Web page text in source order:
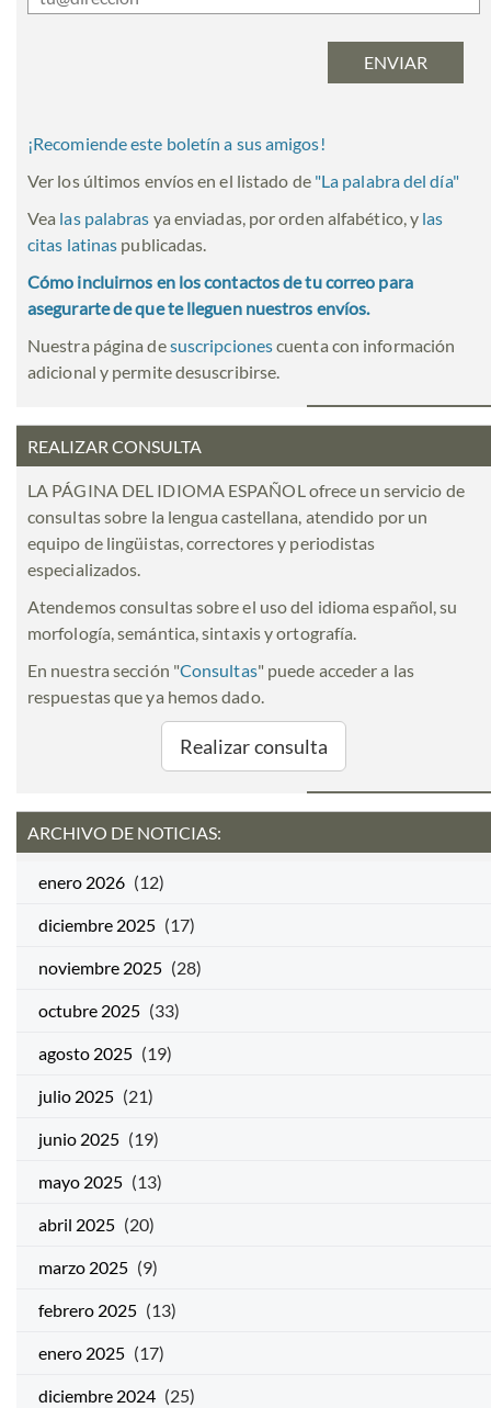
¡Recomiende este boletín a sus amigos!
Ver los últimos envíos en el listado de "La palabra del día"
Vea las palabras ya enviadas, por orden alfabético, y las
citas latinas publicadas.
Cómo incluirnos en los contactos de tu correo para
asegurarte de que te lleguen nuestros envíos.
Nuestra página desuscripcionescuenta con información
adicional y permite desuscribirse.
REALIZAR CONSULTA
LA PÁGINA DEL IDIOMA ESPAÑOL ofrece un servicio de
consultas sobre la lengua castellana, atendido por un
equipo de lingüistas, correctores y periodistas
especializados.
Atendemos consultas sobre el uso del idioma español, su
morfología, semántica, sintaxis y ortografía.
En nuestra sección "Consultas" puede acceder a las
respuestas que ya hemos dado.
Realizar consulta
ARCHIVO DE NOTICIAS:
enero 2026 (12)
diciembre 2025 (17)
noviembre 2025 (28)
octubre 2025 (33)
agosto 2025 (19)
julio 2025 (21)
junio 2025 (19)
mayo 2025 (13)
abril 2025 (20)
marzo 2025 (9)
febrero 2025 (13)
enero 2025 (17)
diciembre 2024 (25)